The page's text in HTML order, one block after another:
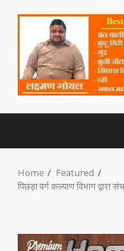
Home
Featured
पिछड़ा वर्ग कल्याण विभाग